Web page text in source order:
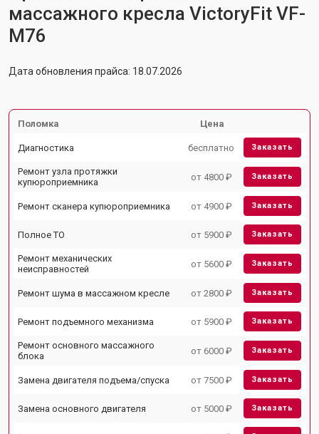
массажного кресла VictoryFit VF-
M76
Дата обновления прайса: 18.07.2026
Поломка Цена
Диагностика бесплатно Заказать
Ремонт узла протяжки
купюроприемника
от 4800 ₽ Заказать
Ремонт сканера купюроприемника от 4900 ₽ Заказать
Полное ТО от 5900 ₽ Заказать
Ремонт механических
неисправностей
от 5600 ₽ Заказать
Ремонт шума в массажном кресле от 2800 ₽ Заказать
Ремонт подъемного механизма от 5900 ₽ Заказать
Ремонт основного массажного
блока
от 6000 ₽ Заказать
Замена двигателя подъема/спуска от 7500 ₽ Заказать
Замена основного двигателя от 5000 ₽ Заказать